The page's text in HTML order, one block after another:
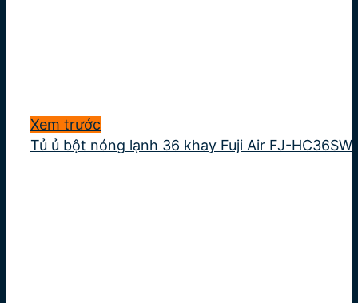
Xem trước
Tủ ủ bột nóng lạnh 36 khay Fuji Air FJ-HC36SW